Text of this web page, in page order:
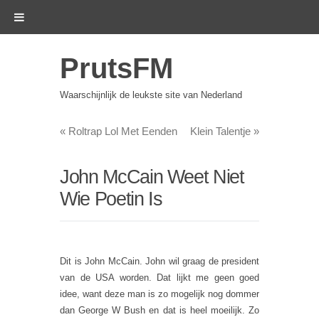
PrutsFM
Waarschijnlijk de leukste site van Nederland
« Roltrap Lol Met Eenden Klein Talentje »
John McCain Weet Niet
Wie Poetin Is
Dit is John McCain. John wil graag de president
van de USA worden. Dat lijkt me geen goed
idee, want deze man is zo mogelijk nog dommer
dan George W Bush en dat is heel moeilijk. Zo